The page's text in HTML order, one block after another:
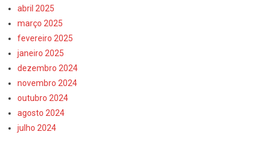
abril 2025
março 2025
fevereiro 2025
janeiro 2025
dezembro 2024
novembro 2024
outubro 2024
agosto 2024
julho 2024